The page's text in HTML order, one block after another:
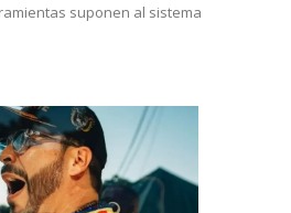
suponen al sistema